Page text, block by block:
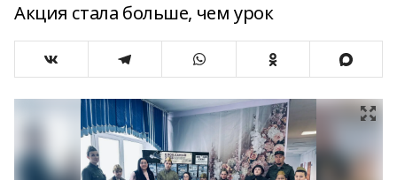
Акция стала больше, чем урок